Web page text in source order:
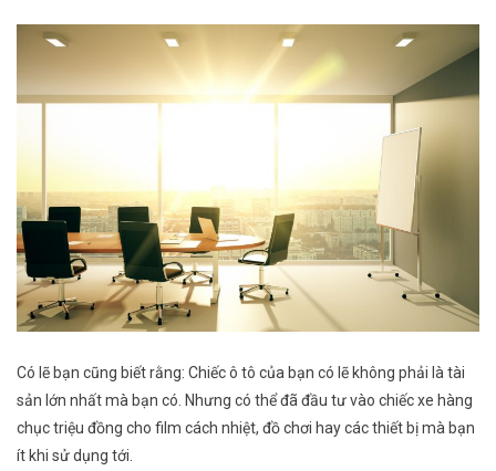
Có lẽ bạn cũng biết rằng: Chiếc ô tô của bạn có lẽ không phải là tài
sản lớn nhất mà bạn có. Nhưng có thể đã đầu tư vào chiếc xe hàng
chục triệu đồng cho film cách nhiệt, đồ chơi hay các thiết bị mà bạn
ít khi sử dụng tới.